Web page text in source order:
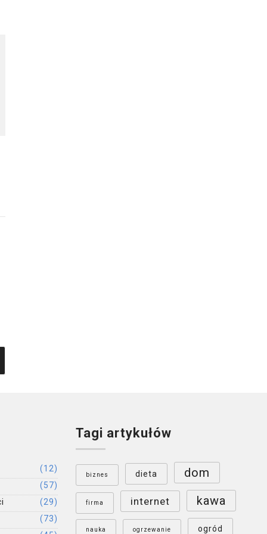
(12)
(57)
(29)
(73)
Tagi artykułów
biznes dieta dom
firma internet kawa
nauka ogrzewanie ogród